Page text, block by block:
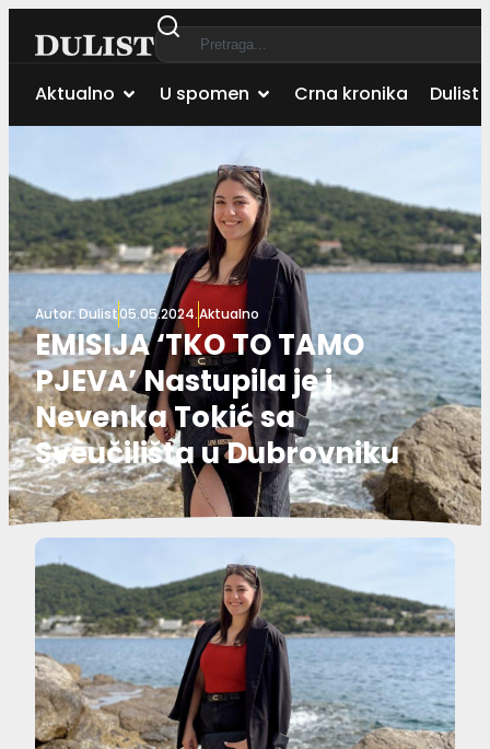
Aktualno U spomen Crna kronika Dulist
Autor: Dulist05.05.2024.Aktualno
EMISIJA ‘TKO TO TAMO
PJEVA’ Nastupila je i
Nevenka Tokić sa
Sveučilišta u Dubrovniku